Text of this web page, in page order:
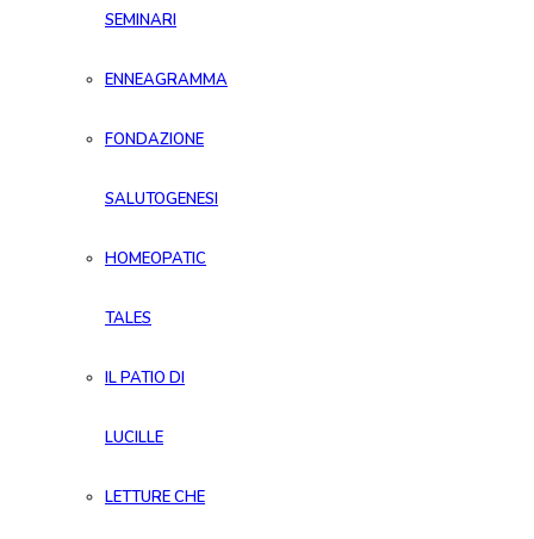
SEMINARI
ENNEAGRAMMA
FONDAZIONE
SALUTOGENESI
HOMEOPATIC
TALES
IL PATIO DI
LUCILLE
LETTURE CHE